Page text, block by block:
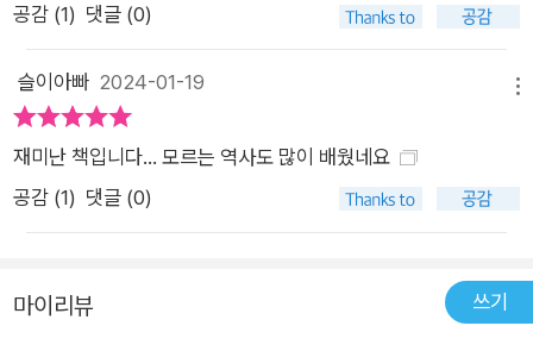
했다. 베트남 전쟁의 수렁에서 허우적댔던 미국은 베트남의 영향
력을 막기 위해 중국을 끌어들여 캄보디아의 끔찍한 독재자인 폴
포트를 돕게 했다. 이는 결국 ‘킬링필드’로 악명 높은 크메르 루주
(붉은 크메르)의 민간인 대학살로 이어졌다. 한때는 강력한 후원
자였지만, 더 이상 하노이를 통제할 수 없던 중국은 베트남에 의
해 폴 포트가 축출되자 베트남을 공격했다. 미국의 공산주의 봉쇄
에 맞선 소위 ‘제3세계 공산주의 프로젝트’는 이렇듯 갈가리 찢겨
때문에 민간인들만 무참히 희생되거나 학살되었다. 프랑켄슈타
공감 (1) 댓글 (0)
슬이아빠 2024-01-19
재미난 책입니다... 모르는 역사도 많이 배웠네요
공감 (1) 댓글 (0)
마이리뷰 쓰기